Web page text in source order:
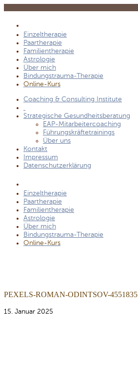
Einzeltherapie
Paartherapie
Familientherapie
Astrologie
Über mich
Bindungstrauma-Therapie
Online-Kurs
Coaching & Consulting Institute
Strategische Gesundheitsberatung
EAP-Mitarbeitercoaching
Führungskräftetrainings
Über uns
Kontakt
Impressum
Datenschutzerklärung
Einzeltherapie
Paartherapie
Familientherapie
Astrologie
Über mich
Bindungstrauma-Therapie
Online-Kurs
PEXELS-ROMAN-ODINTSOV-4551835
15. Januar 2025